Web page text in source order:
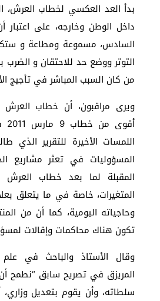
بدأ العد العكسي لخطاب العرش،
داخل الوطن وخارجه، على
السادس، مسموعة ومطاعة و
التوتر ووضع حد للاحتقان و
من كان السبب المباشر في تأجيج
ويرى مراقبون، أن خطاب
اللمسات الأخيرة للتقرير الذي
المسؤوليات في تعثر مشاريع
المقبلة لما بعد خطاب
المتغيرات، خاصة في ما يتعلق
وحاجياته اليومية، كما أن من
تكون هناك محاكمات وإقالات
وقال الأستاذ والباحث في
المريزق في تصريح سابق “نطمح
سلطاته، وأن يقوم بتعديل